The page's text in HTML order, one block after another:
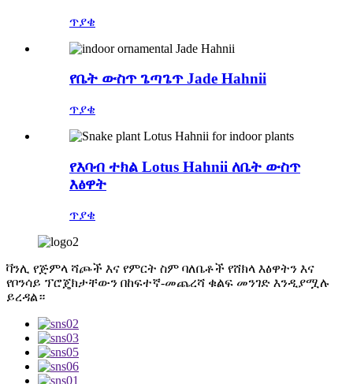
ጥያቄ
የቤት ውስጥ ጌጣጌጥ Jade Hahnii
ጥያቄ
የእባብ ተክል Lotus Hahnii ለቤት ውስጥ
እፅዋት
ጥያቄ
ቫንሊ የጅምላ ሻጮች እና የምርት ስም ባለቤቶች የሸክላ እፅዋትን እና
የቦንሳይ ፕሮጄክታቸውን በከፍተኛ-መጨረሻ ቁልፍ መንገድ እንዲያሟሉ
ይረዳል።